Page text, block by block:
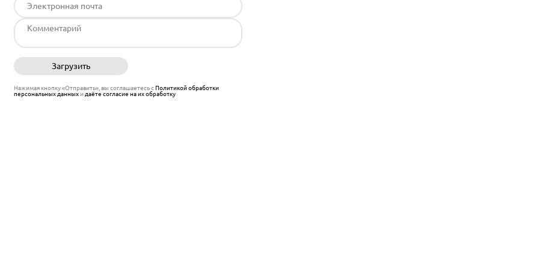
Загрузить
Нажимая кнопку «Отправить», вы соглашаетесь сПолитикой обработки
персональных данныхи даёте согласие на их обработку